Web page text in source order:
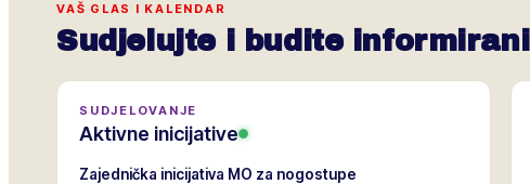
VAŠ GLAS I KALENDAR
Sudjelujte i budite informirani
SUDJELOVANJE
Aktivne inicijative
Zajednička inicijativa MO za nogostupe